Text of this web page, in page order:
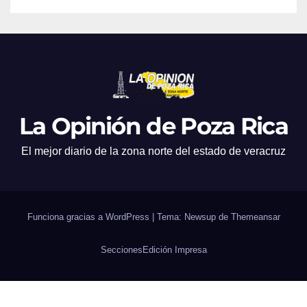
La Opinión de Poza Rica
El mejor diario de la zona norte del estado de veracruz
Funciona gracias a WordPress Tema: Newsup de Themeansar
Secciones Edición Impresa